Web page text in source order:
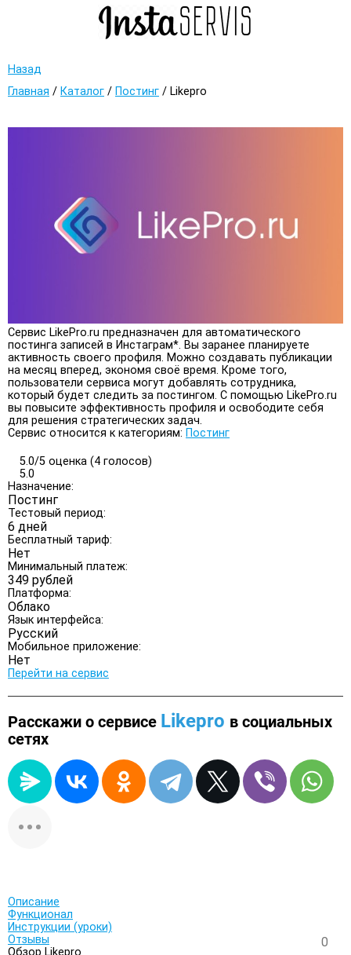
Назад
Главная / Каталог / Постинг / Likepro
Сервис LikePro.ru предназначен для автоматического
постинга записей в Инстаграм*. Вы заранее планируете
активность своего профиля. Можно создавать публикации
на месяц вперед, экономя своё время. Кроме того,
пользователи сервиса могут добавлять сотрудника,
который будет следить за постингом. С помощью LikePro.ru
вы повысите эффективность профиля и освободите себя
для решения стратегических задач.
Сервис относится к категориям: Постинг
5.0/5 оценка (4 голосов)
5.0
Назначение:
Постинг
Тестовый период:
6 дней
Бесплатный тариф:
Нет
Минимальный платеж:
349 рублей
Платформа:
Облако
Язык интерфейса:
Русский
Мобильное приложение:
Нет
Перейти на сервис
Расскажи о сервисе Likepro в социальных
сетях
Описание
Функционал
Инструкции (уроки)
Отзывы
0